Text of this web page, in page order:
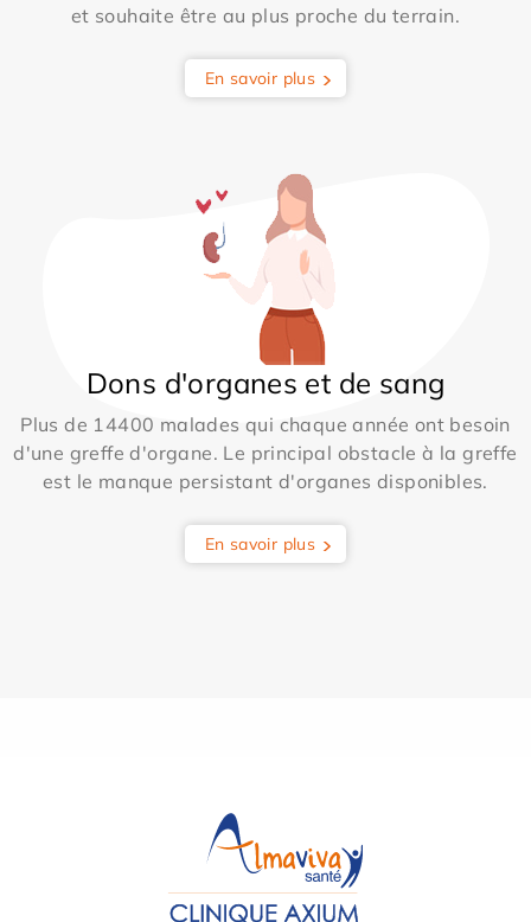
et souhaite être au plus proche du terrain.
En savoir plus
Dons d'organes et de sang
Plus de 14400 malades qui chaque année ont besoin
d'une greffe d'organe. Le principal obstacle à la greffe
est le manque persistant d'organes disponibles.
En savoir plus